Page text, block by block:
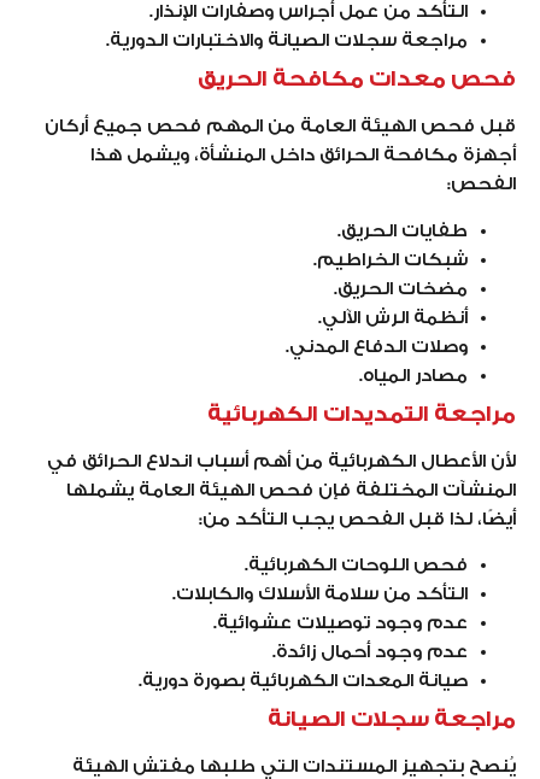
التأكد من عمل أجراس وصفارات الإنذار.
مراجعة سجلات الصيانة والاختبارات الدورية.
فحص معدات مكافحة الحريق
قبل فحص الهيئة العامة من المهم فحص جميع أركان
أجهزة مكافحة الحرائق داخل المنشأة، ويشمل هذا
الفحص:
طفايات الحريق.
شبكات الخراطيم.
مضخات الحريق.
أنظمة الرش الآلي.
وصلات الدفاع المدني.
مصادر المياه.
مراجعة التمديدات الكهربائية
لأن الأعطال الكهربائية من أهم أسباب اندلاع الحرائق في
المنشآت المختلفة فإن فحص الهيئة العامة يشملها
أيضًا، لذا قبل الفحص يجب التأكد من:
فحص اللوحات الكهربائية.
التأكد من سلامة الأسلاك والكابلات.
عدم وجود توصيلات عشوائية.
عدم وجود أحمال زائدة.
صيانة المعدات الكهربائية بصورة دورية.
مراجعة سجلات الصيانة
يُنصح بتجهيز المستندات التي طلبها مفتش الهيئة